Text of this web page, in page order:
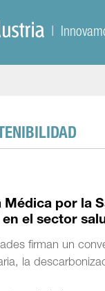
|
Médica por la
el sector
firman un
la